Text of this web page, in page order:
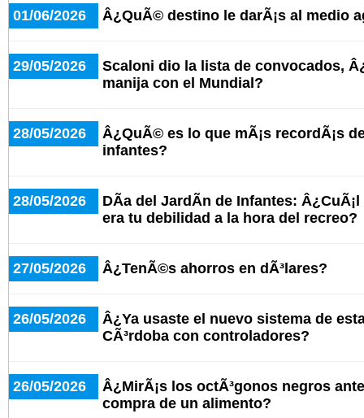
01/06/2026 Â¿QuÃ© destino le darÃ¡s al medio
29/05/2026
Scaloni dio la lista de convocados,
manija con el Mundial?
28/05/2026
Â¿QuÃ© es lo que mÃ¡s recordÃ¡s
infantes?
28/05/2026
DÃ­a del JardÃ­n de Infantes:
era tu debilidad a la hora del recreo?
27/05/2026 Â¿TenÃ©s ahorros en dÃ³lares?
26/05/2026
Â¿Ya usaste el nuevo sistema de
CÃ³rdoba con controladores?
26/05/2026
Â¿MirÃ¡s los octÃ³gonos negros
compra de un alimento?